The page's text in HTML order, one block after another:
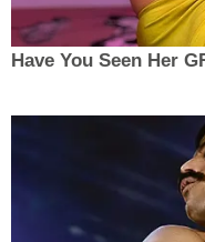
Have You Seen Her